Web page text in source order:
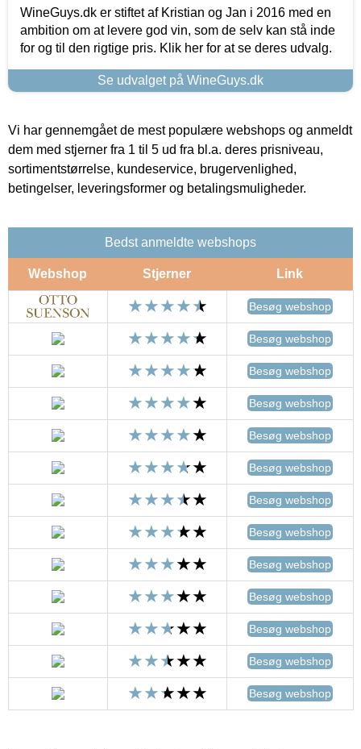
WineGuys.dk er stiftet af Kristian og Jan i 2016 med en
ambition om at levere god vin, som de selv kan stå inde
for og til den rigtige pris. Klik her for at se deres udvalg.
Se udvalget på WineGuys.dk
Vi har gennemgået de mest populære webshops og anmeldt
dem med stjerner fra 1 til 5 ud fra bl.a. deres prisniveau,
sortimentstørrelse, kundeservice, brugervenlighed,
betingelser, leveringsformer og betalingsmuligheder.
Bedst anmeldte webshops
Webshop Stjerner Link
Besøg webshop
Besøg webshop
Besøg webshop
Besøg webshop
Besøg webshop
Besøg webshop
Besøg webshop
Besøg webshop
Besøg webshop
Besøg webshop
Besøg webshop
Besøg webshop
Besøg webshop